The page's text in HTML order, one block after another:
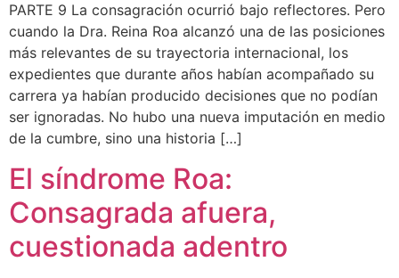
PARTE 9 La consagración ocurrió bajo reflectores. Pero
cuando la Dra. Reina Roa alcanzó una de las posiciones
más relevantes de su trayectoria internacional, los
expedientes que durante años habían acompañado su
carrera ya habían producido decisiones que no podían
ser ignoradas. No hubo una nueva imputación en medio
de la cumbre, sino una historia […]
El síndrome Roa:
Consagrada afuera,
cuestionada adentro